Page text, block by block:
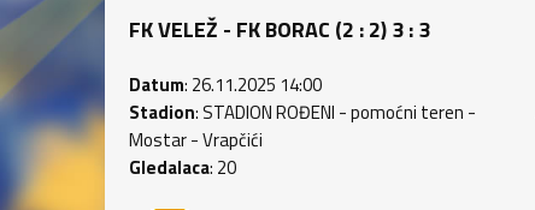
FK VELEŽ - FK BORAC (2 : 2) 3 : 3
Datum: 26.11.2025 14:00
Stadion: STADION ROĐENI - pomoćni teren -
Mostar - Vrapčići
Gledalaca: 20